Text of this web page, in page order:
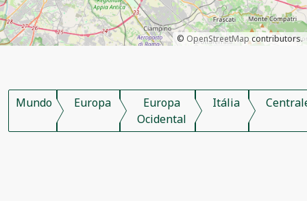
© OpenStreetMapcontributors.
Mundo Europa
Europa
Ocidental
Itália